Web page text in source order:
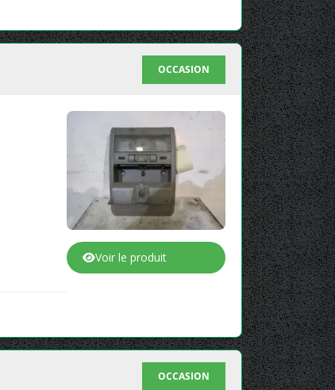
OCCASION
Voir le produit
OCCASION